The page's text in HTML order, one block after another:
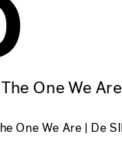
One We
One We Are | De